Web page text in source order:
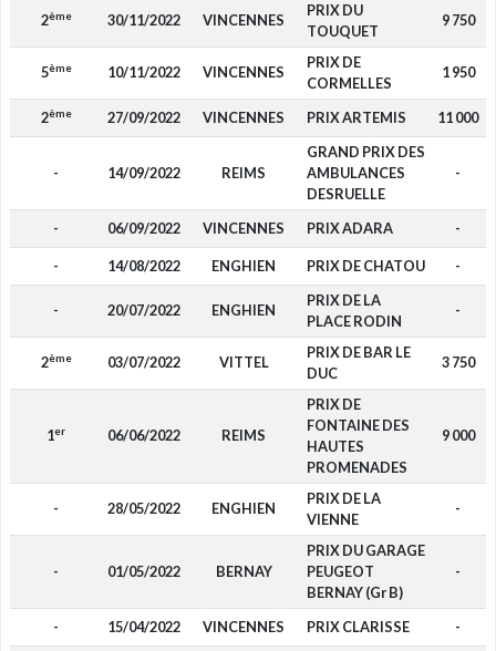
2ème 30/11/2022 VINCENNES
PRIX DU
TOUQUET
9 750
5ème 10/11/2022 VINCENNES
PRIX DE
CORMELLES
1 950
2ème 27/09/2022 VINCENNES PRIX ARTEMIS 11 000
- 14/09/2022 REIMS
GRAND PRIX DES
AMBULANCES
DESRUELLE
-
- 06/09/2022 VINCENNES PRIX ADARA -
- 14/08/2022 ENGHIEN PRIX DE CHATOU -
- 20/07/2022 ENGHIEN
PRIX DE LA
PLACE RODIN
-
2ème 03/07/2022 VITTEL
PRIX DE BAR LE
DUC
3 750
1er 06/06/2022 REIMS
PRIX DE
FONTAINE DES
HAUTES
PROMENADES
9 000
- 28/05/2022 ENGHIEN
PRIX DE LA
VIENNE
-
- 01/05/2022 BERNAY
PRIX DU GARAGE
PEUGEOT
BERNAY (Gr B)
-
- 15/04/2022 VINCENNES PRIX CLARISSE -